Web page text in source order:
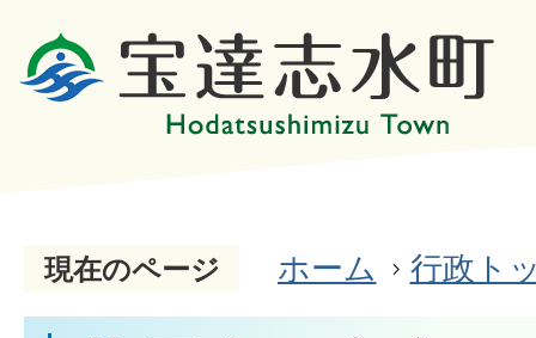
現在のページ ホーム 行政ト